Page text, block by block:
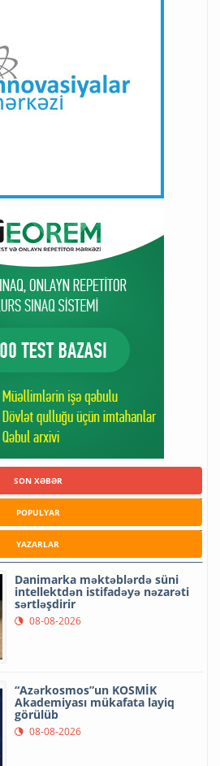
SON XƏBƏR
POPULYAR
YAZARLAR
Danimarka məktəblərdə süni
intellektdən istifadəyə nəzarəti
sərtləşdirir
08-08-2026
“Azərkosmos”un KOSMİK
Akademiyası mükafata layiq
görülüb
08-08-2026